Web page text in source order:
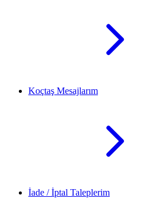
Koçtaş Mesajlarım
İade / İptal Taleplerim